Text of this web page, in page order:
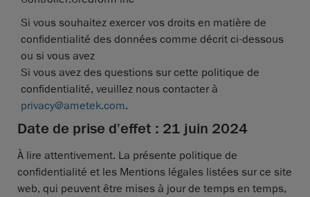
encore
Si vous souhaitez exercer vos droits en matière de
confidentialité des données comme décrit ci-dessous
ou si vous avez
Si vous avez des questions sur cette politique de
confidentialité, veuillez nous contacter à
privacy@ametek.com.
Date de prise d'effet : 21 juin 2024
À lire attentivement. La présente politique de
confidentialité et les Mentions légales listées sur ce site
web, qui peuvent être mises à jour de temps en temps,